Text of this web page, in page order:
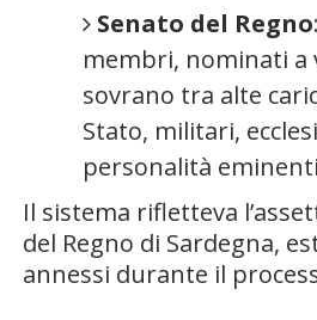
Senato del Regno
membri, nominati a
sovrano tra alte
Stato, militari,
personalità
Il sistema rifletteva
del Regno di Sardegna,
annessi durante il